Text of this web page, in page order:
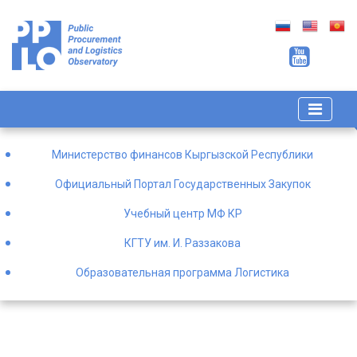
Министерство финансов Кыргызской Республики
Официальный Портал Государственных Закупок
Учебный центр МФ КР
КГТУ им. И. Раззакова
Образовательная программа Логистика